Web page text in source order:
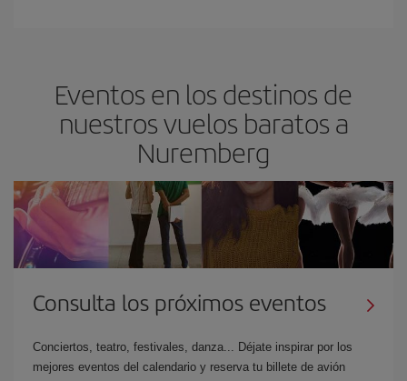
Eventos en los destinos de
nuestros vuelos baratos a
Nuremberg
Consulta los próximos eventos
Conciertos, teatro, festivales, danza... Déjate inspirar por los
mejores eventos del calendario y reserva tu billete de avión